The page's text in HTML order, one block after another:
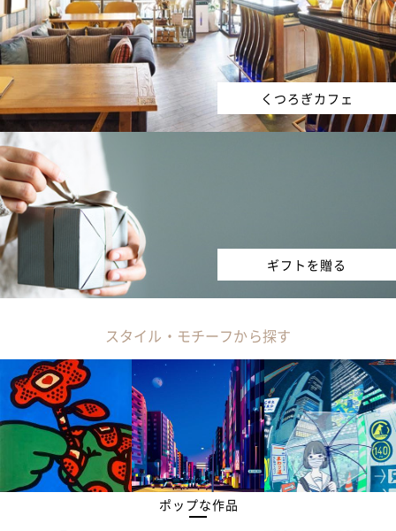
くつろぎカフェ
ギフトを贈る
スタイル・モチーフから探す
ポップな作品